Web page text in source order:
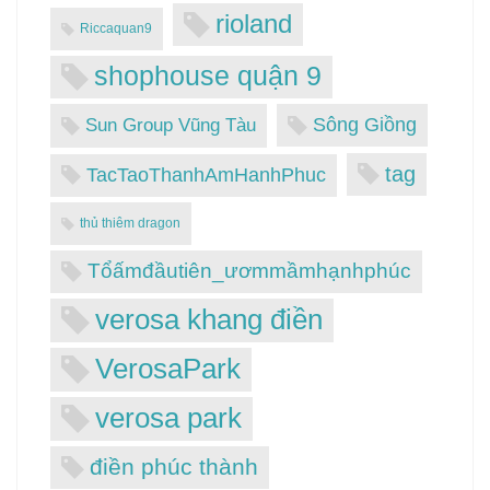
Riccaquan9
rioland
shophouse quận 9
Sun Group Vũng Tàu Sông Giồng
TacTaoThanhAmHanhPhuc tag
thủ thiêm dragon
Tổấmđầutiên_ươmmầmhạnhphúc
verosa khang điền
VerosaPark
verosa park
điền phúc thành